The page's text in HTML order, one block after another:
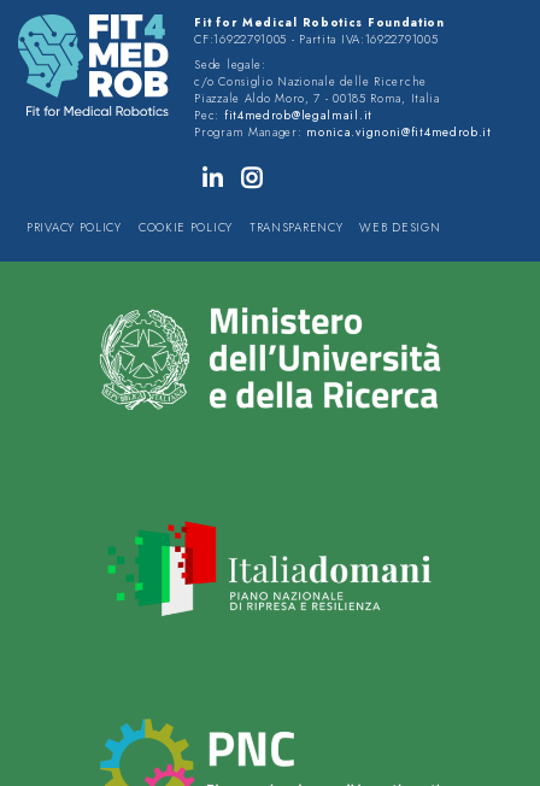
Fit for Medical Robotics Foundation
CF:16922791005 - Partita IVA:16922791005
Sede legale:
c/o Consiglio Nazionale delle Ricerche
Piazzale Aldo Moro, 7 - 00185 Roma, Italia
Pec: fit4medrob@legalmail.it
Program Manager: monica.vignoni@fit4medrob.it
PRIVACY POLICY COOKIE POLICY TRANSPARENCY WEB DESIGN